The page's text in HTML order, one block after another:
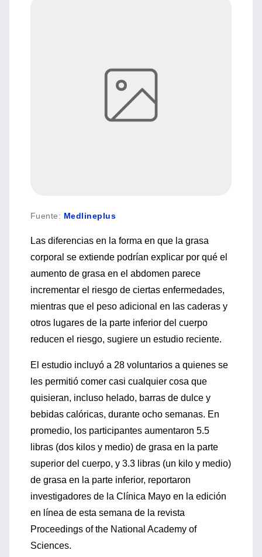
Fuente: Medlineplus
Las diferencias en la forma en que la grasa
corporal se extiende podrían explicar por qué el
aumento de grasa en el abdomen parece
incrementar el riesgo de ciertas enfermedades,
mientras que el peso adicional en las caderas y
otros lugares de la parte inferior del cuerpo
reducen el riesgo, sugiere un estudio reciente.
El estudio incluyó a 28 voluntarios a quienes se
les permitió comer casi cualquier cosa que
quisieran, incluso helado, barras de dulce y
bebidas calóricas, durante ocho semanas. En
promedio, los participantes aumentaron 5.5
libras (dos kilos y medio) de grasa en la parte
superior del cuerpo, y 3.3 libras (un kilo y medio)
de grasa en la parte inferior, reportaron
investigadores de la Clínica Mayo en la edición
en línea de esta semana de la revista
Proceedings of the National Academy of
Sciences.